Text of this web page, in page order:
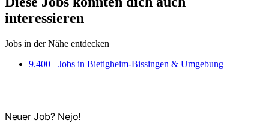
interessieren
Jobs in der Nähe entdecken
9.400+ Jobs in Bietigheim-Bissingen & Umgebung
Neuer Job? Nejo!